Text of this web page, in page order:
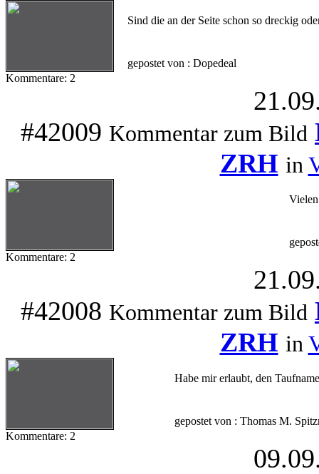
Kommentare: 2
Sind die an der Seite schon so dreckig
gepostet von : Dopedeal
#42009 Kommentar zum Bild
ZRH in
Kommentare: 2
#42008 Kommentar zum Bild
ZRH in
Kommentare: 2
Habe mir erlaubt, den
gepostet von : Thomas M.